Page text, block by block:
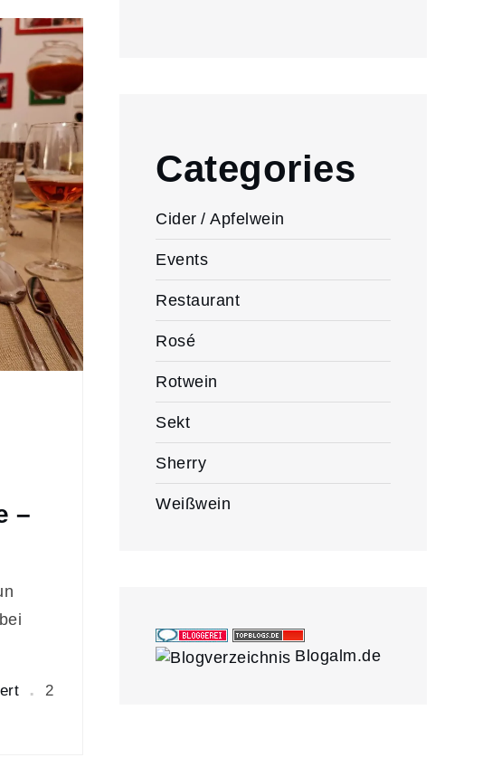
–
2
Categories
Cider / Apfelwein
Events
Restaurant
Rosé
Rotwein
Sekt
Sherry
Weißwein
Blogalm.de